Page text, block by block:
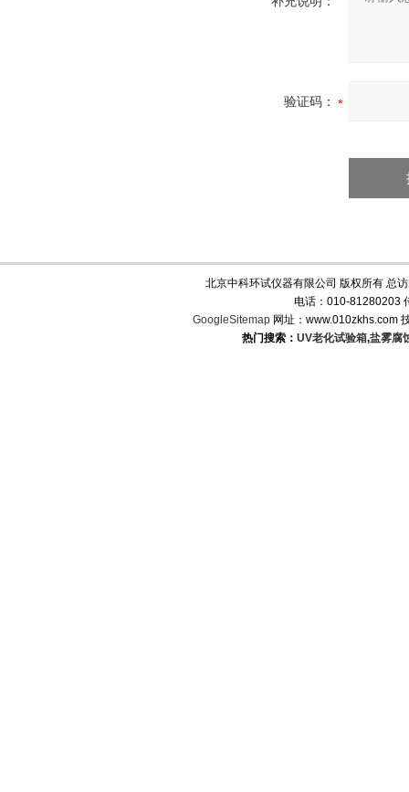
验证码：
北京中科环试仪器有限公司 版权所有 总
电话：010-81280203
GoogleSitemap 网址：www.010zkhs.com
热门搜索： UV老化试验箱,盐雾腐